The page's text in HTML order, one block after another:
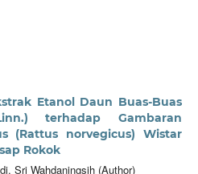
Etanol Daun Buas-Buas
terhadap Gambaran
(Rattus norvegicus) Wistar
Rokok
Sri Wahdaningsih (Author)